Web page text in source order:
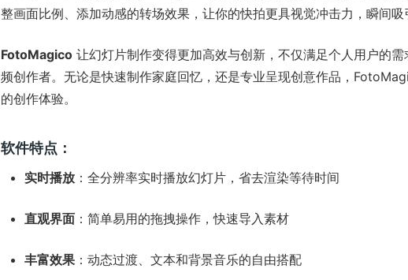
整画面比例、添加动感的转场效果，让你的快拍更具视觉冲击力，瞬间吸
FotoMagico 让幻灯片制作变得更加高效与创新，不仅满足个人用户的
频创作者。无论是快速制作家庭回忆，还是专业呈现创意作品，
的创作体验。
软件特点：
实时播放 ：全分辨率实时播放幻灯片，省去渲染等待时间
直观界面 ：简单易用的拖拽操作，快速导入素材
丰富效果 ：动态过渡、文本和背景音乐的自由搭配